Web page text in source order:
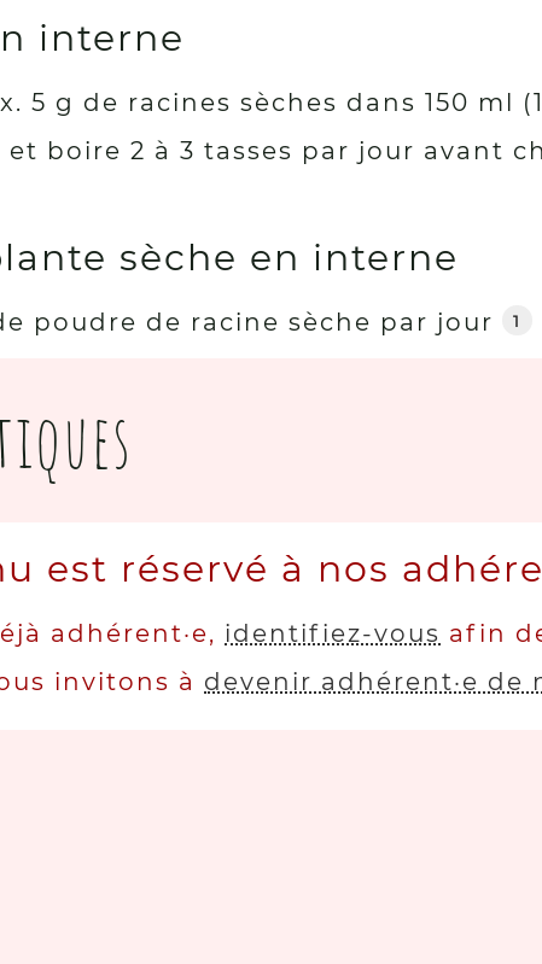
interne
5 g de racines sèches dans 150 ml
boire 2 à 3 tasses par jour avant
sèche en interne
poudre de racine sèche par jour 1
est réservé à nos
adhérent·e, identifiez-vous afin
invitons à devenir adhérent·e